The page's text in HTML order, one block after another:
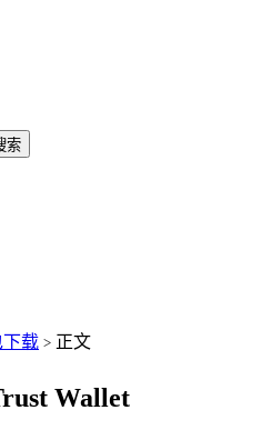
索
下载 > 正文
Wallet